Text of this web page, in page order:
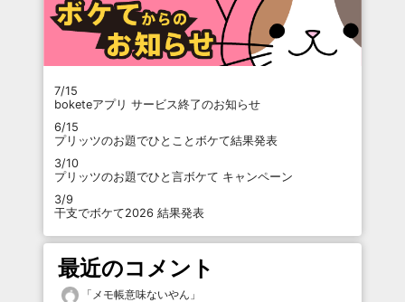
7/15
boketeアプリ サービス終了のお知らせ
6/15
プリッツのお題でひとことボケて結果発表
3/10
プリッツのお題でひと言ボケて キャンペーン
3/9
干支でボケて2026 結果発表
最近のコメント
「 メモ帳意味ないやん 」